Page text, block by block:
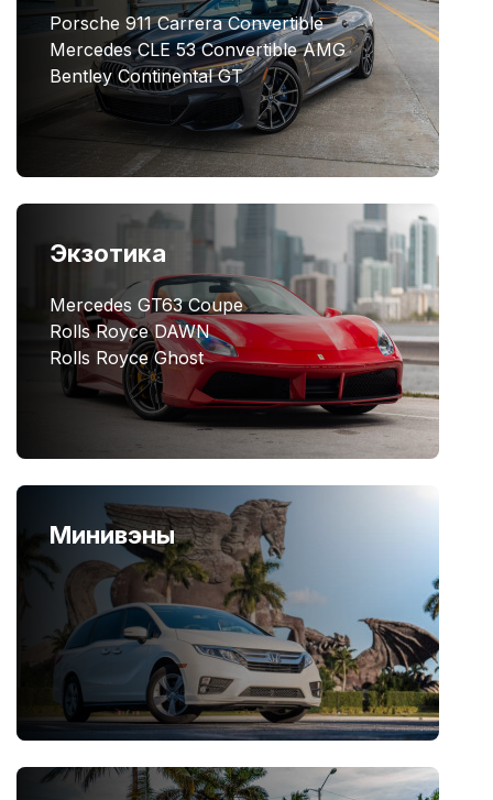
Porsche 911 Carrera Convertible
Mercedes CLE 53 Convertible AMG
Bentley Continental GT
Экзотика
Mercedes GT63 Coupe
Rolls Royce DAWN
Rolls Royce Ghost
Минивэны